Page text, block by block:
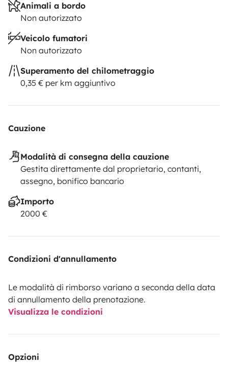
Animali a bordo
Non autorizzato
Veicolo fumatori
Non autorizzato
Superamento del chilometraggio
0,35 € per km aggiuntivo
Cauzione
Modalità di consegna della cauzione
Gestita direttamente dal proprietario, contanti,
assegno, bonifico bancario
Importo
2000 €
Condizioni d'annullamento
Le modalità di rimborso variano a seconda della data
di annullamento della prenotazione.
Visualizza le condizioni
Opzioni